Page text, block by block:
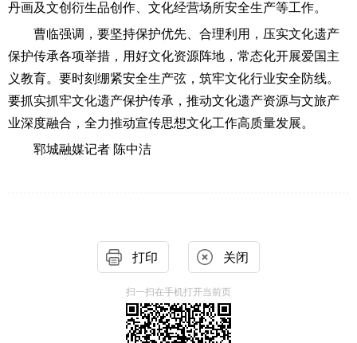
丹画及文创衍生品创作、文化经营场所安全生产等工作。
曹临强调，要坚持保护优先、合理利用，压实文化遗产
保护传承各项举措，用好文化资源阵地，常态化开展爱国主
义教育。要时刻绷紧安全生产弦，筑牢文化行业安全防线。
要抓实抓牢文化遗产保护传承，推动文化遗产资源与文旅产
业深度融合，全力推动宣传思想文化工作高质量发展。
郓城融媒记者 陈中洁
打印 关闭
扫一扫在手机打开当前页